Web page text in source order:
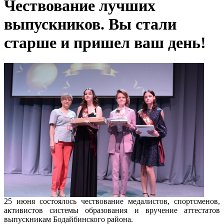
Чествование лучших
выпускников. Вы стали
старше и пришел ваш день!
25 июня состоялось чествование медалистов, спортсменов,
активистов системы образования и вручение аттестатов
выпускникам Бодайбинского района.